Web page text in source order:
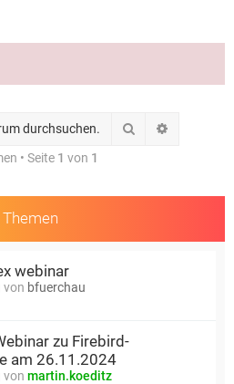
Suche
• Seite 1 von 1
Themen
webinar
von bfuerchau
zu Firebird-
am 26.11.2024
von martin.koeditz